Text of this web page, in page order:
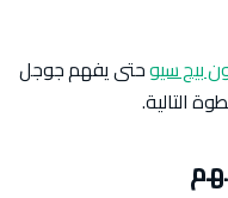
بيج سيوحتى يفهم جوجل
التالية.